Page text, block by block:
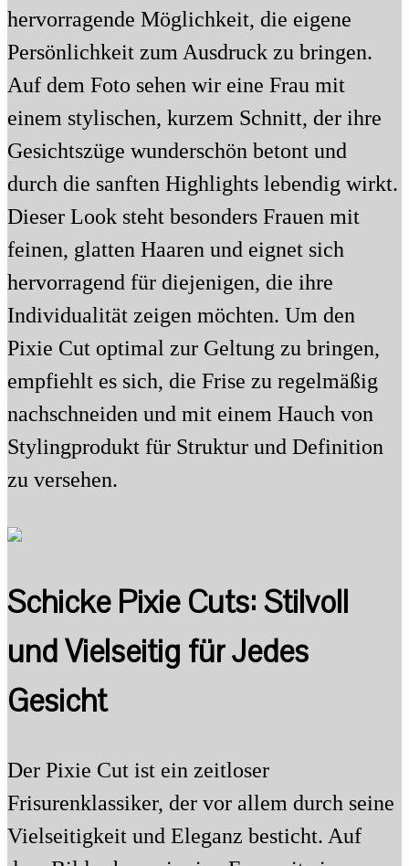
hervorragende Möglichkeit, die eigene
Persönlichkeit zum Ausdruck zu bringen.
Auf dem Foto sehen wir eine Frau mit
einem stylischen, kurzem Schnitt, der ihre
Gesichtszüge wunderschön betont und
durch die sanften Highlights lebendig wirkt.
Dieser Look steht besonders Frauen mit
feinen, glatten Haaren und eignet sich
hervorragend für diejenigen, die ihre
Individualität zeigen möchten. Um den
Pixie Cut optimal zur Geltung zu bringen,
empfiehlt es sich, die Frise zu regelmäßig
nachschneiden und mit einem Hauch von
Stylingprodukt für Struktur und Definition
zu versehen.
Schicke Pixie Cuts: Stilvoll
und Vielseitig für Jedes
Gesicht
Der Pixie Cut ist ein zeitloser
Frisurenklassiker, der vor allem durch seine
Vielseitigkeit und Eleganz besticht. Auf